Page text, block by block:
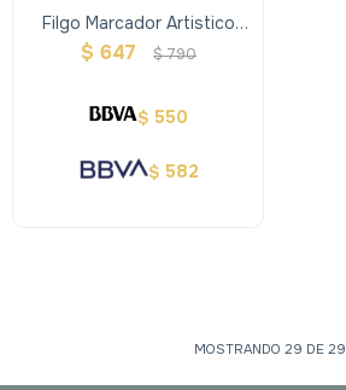
Filgo Marcador Artistico
Alloy - Tonos Botanicos
$ 647 $790
$ 550
$ 582
MOSTRANDO 29 DE 29